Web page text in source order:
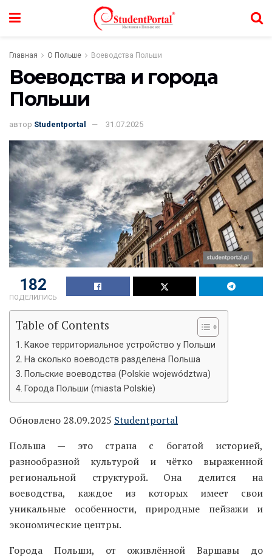
Главная О Польше Воеводства Польши
Воеводства и города
Польши
автор Studentportal 31.07.2025
182
ПОДЕЛИЛИСЬ
Table of Contents
Какое территориальное устройство у Польши
На сколько воеводств разделена Польша
Польские воеводства (Polskie województwa)
Города Польши (miasta Polskie)
Обновлено 28.09.2025 Studentportal
Польша — это страна с богатой историей,
разнообразной культурой и чётко выраженной
региональной структурой. Она делится на
воеводства, каждое из которых имеет свои
уникальные особенности, природные пейзажи и
экономические центры.
Города Польши, от оживлённой Варшавы до